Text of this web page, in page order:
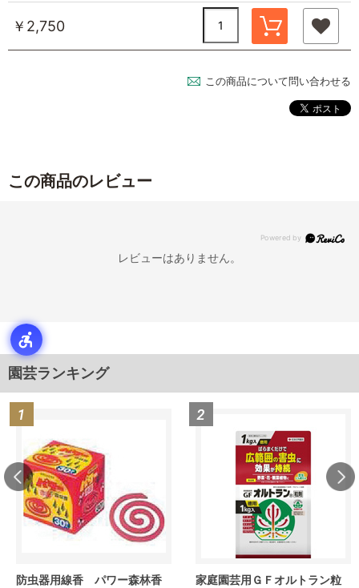
￥2,750
この商品について問い合わせる
この商品のレビュー
レビューはありません。
園芸ランキング
防虫器用線香 パワー森林香
家庭園芸用ＧＦオルトラン粒